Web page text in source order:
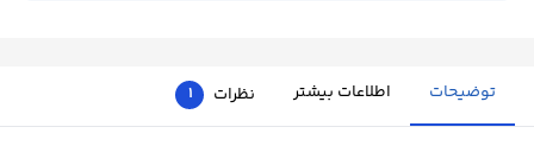
توضیحات اطلاعات بیشتر نظرات 1